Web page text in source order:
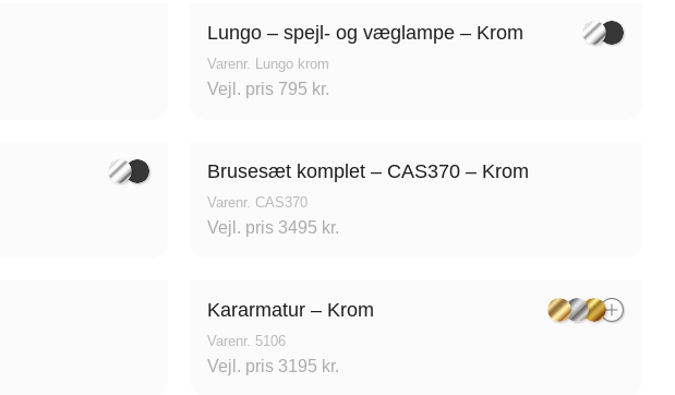
Lungo – spejl- og væglampe – Krom
Varenr. Lungo krom
Vejl. pris 795 kr.
Brusesæt komplet – CAS370 – Krom
Varenr. CAS370
Vejl. pris 3495 kr.
Kararmatur – Krom
Varenr. 5106
Vejl. pris 3195 kr.
Designa – Århus
Agerøvejk 27A, 8381 Tilst,
Viborg